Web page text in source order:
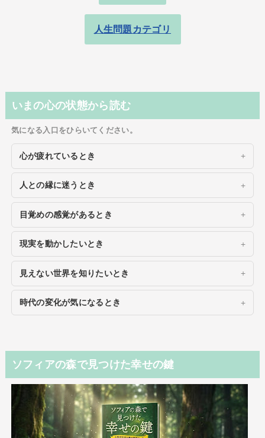
人生問題カテゴリ
いまの心の状態から読む
気になる入口をひらいてください。
心が疲れているとき
人との縁に迷うとき
目覚めの感覚があるとき
現実を動かしたいとき
見えない世界を知りたいとき
時代の変化が気になるとき
ソフィアの森で見つけた幸せの鍵